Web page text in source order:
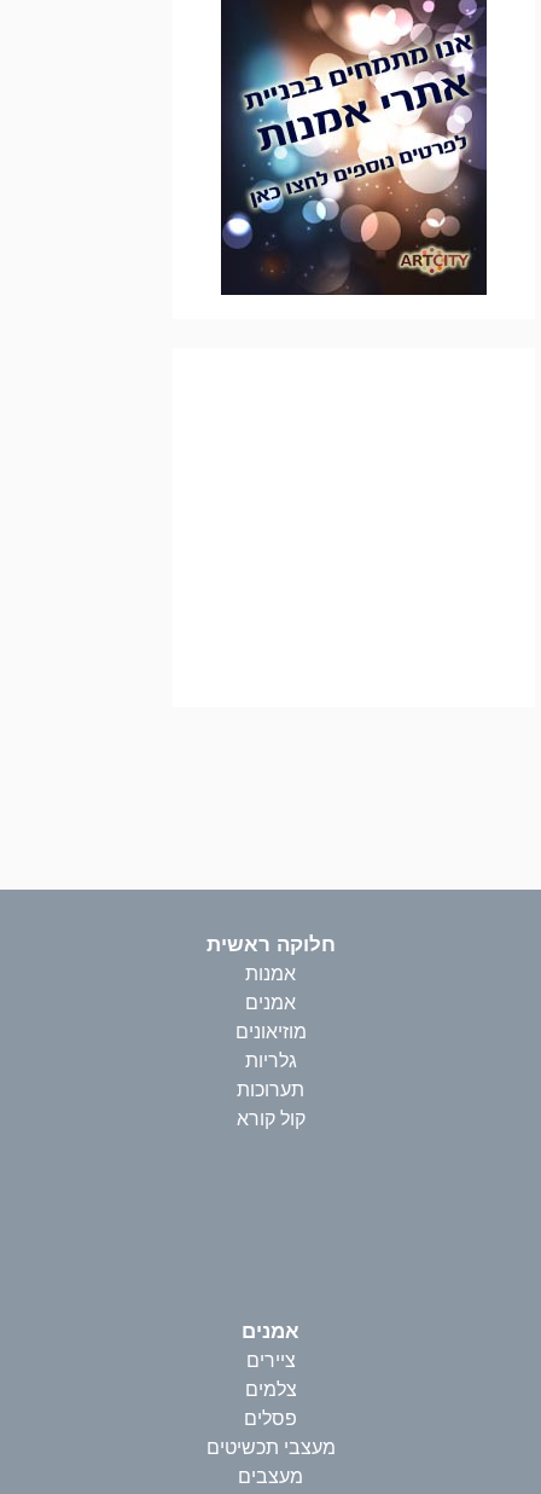
חלוקה ראשית
אמנות
אמנים
מוזיאונים
גלריות
תערוכות
קול קורא
אמנים
ציירים
צלמים
פסלים
מעצבי תכשיטים
מעצבים